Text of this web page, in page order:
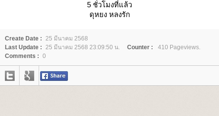
5 ชั่วโมงที่แล้ว
ดุหยง หลงรัก
Create Date : 25 มีนาคม 2568
Last Update : 25 มีนาคม 2568 23:09:50 น. Counter :
410 Pageviews.
Comments : 0